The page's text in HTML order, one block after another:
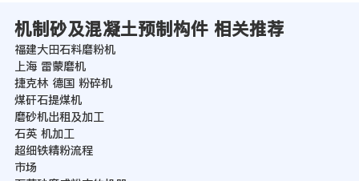
机制砂及混凝土预制构件 相关推荐
福建大田石料磨粉机
上海 雷蒙磨机
捷克林 德国 粉碎机
煤矸石提煤机
磨砂机出租及加工
石英 机加工
超细铁精粉流程
市场